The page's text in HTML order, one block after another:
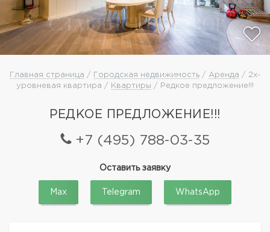
Главная страница / Городская недвижимость / Аренда / 2х-
уровневая квартира /
Квартиры / Редкое предложение!!!
РЕДКОЕ ПРЕДЛОЖЕНИЕ!!!
+7 (495) 788-03-35
Оставить заявку
Max Telegram WhatsApp